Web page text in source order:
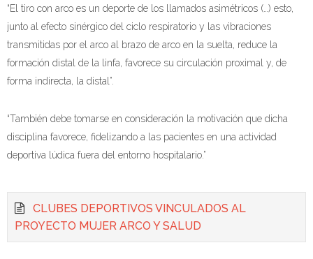
“El tiro con arco es un deporte de los llamados asimétricos (…) esto,
junto al efecto sinérgico del ciclo respiratorio y las vibraciones
transmitidas por el arco al brazo de arco en la suelta, reduce la
formación distal de la linfa, favorece su circulación proximal y, de
forma indirecta, la distal”.
“También debe tomarse en consideración la motivación que dicha
disciplina favorece, fidelizando a las pacientes en una actividad
deportiva lúdica fuera del entorno hospitalario.”
CLUBES DEPORTIVOS VINCULADOS AL
PROYECTO MUJER ARCO Y SALUD